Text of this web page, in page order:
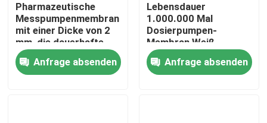
Zu Hause
Produkte
Pharmazeutische
Messpumpenmembran
mit einer Dicke von 2
mm, die dauerhafte
und präzise Lösungen
für chemische
Messungen bietet
Anfrage absenden
Lebensdauer
1.000.000 Mal
Dosierpumpen-
Membran Weiß
Wartungsarm
Langlebiges Ersatzteil
für industrielle
Anfrage absenden